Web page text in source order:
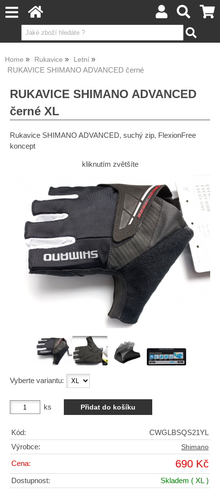
Home Rukavice Letní
RUKAVICE SHIMANO ADVANCED černé
RUKAVICE SHIMANO ADVANCED
černé XL
Rukavice SHIMANO ADVANCED, suchý zip, FlexionFree
koncept
kliknutím zvětšíte
Vyberte variantu:
ks
Kód:
CWGLBSQS21YL
Výrobce:
Shimano
Cena: 690 Kč
Dostupnost: Skladem ( XL )